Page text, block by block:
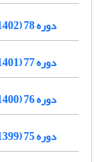
دوره 78 (1402)
دوره 77 (1401)
دوره 76 (1400)
دوره 75 (1399)